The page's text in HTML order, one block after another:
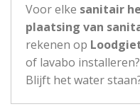
Voor elke sanitair
plaatsing van
rekenen op
of lavabo
Blijft het water